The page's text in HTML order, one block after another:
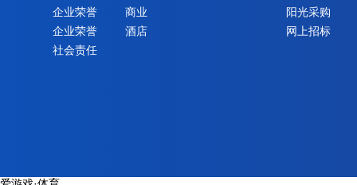
企业荣誉
企业荣誉
社会责任
商业
酒店
阳光采购
网上招标